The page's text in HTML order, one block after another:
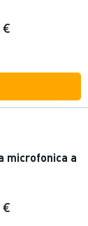
€
microfonica a
€